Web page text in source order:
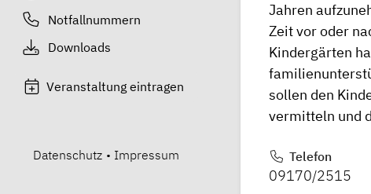
Notfallnummern
Downloads
Veranstaltung eintragen
Datenschutz • Impressum
Jahren
Zeit vor oder
Kindergärten
sollen den
vermitteln und
Telefon
09170/2515